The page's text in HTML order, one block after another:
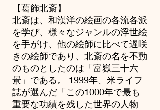
【葛飾北斎】
北斎は、和漢洋の絵画の各流各派
を学び、様々なジャンルの浮世絵
を手がけ、他の絵師に比べて遅咲
きの絵師であり、北斎の名を不動
のものとしたのは「富嶽三十六
景」である。 1999年、米ライフ
誌が選んだ「この1000年で最も
重要な功績を残した世界の人物